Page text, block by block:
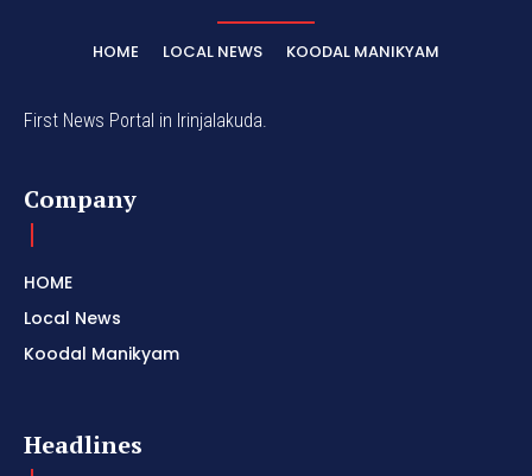
HOME LOCAL NEWS KOODAL MANIKYAM
First News Portal in Irinjalakuda.
Company
HOME
Local News
Koodal Manikyam
Headlines